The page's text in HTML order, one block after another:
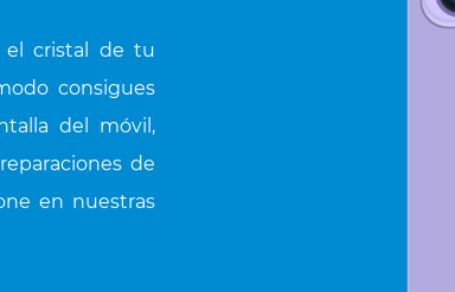
el cristal de tu
consigues
del móvil,
de
en nuestras